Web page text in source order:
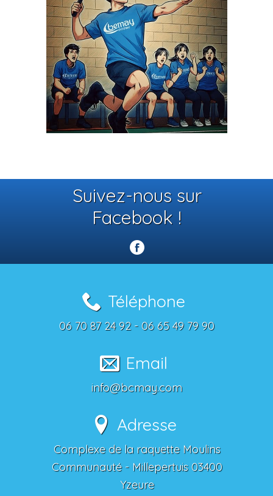
Suivez-nous sur
Facebook !
Téléphone
06 70 87 24 92 - 06 65 49 79 90
Email
info@bcmay.com
Adresse
Complexe de la raquette Moulins
Communauté - Millepertuis 03400
Yzeure